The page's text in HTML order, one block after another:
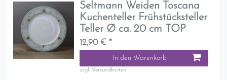
Seltmann Weiden Toscana
Kuchenteller Frühstücksteller
Teller Ø ca. 20 cm TOP
12,90 € *
In den Warenkorb
zzgl. Versandkosten